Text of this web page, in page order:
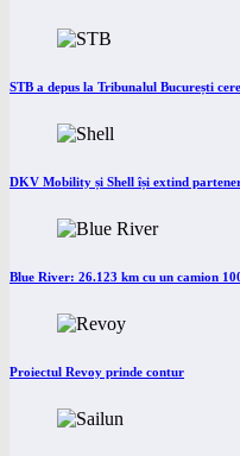
STB a depus la Tribunalul București
DKV Mobility și Shell își extind
Blue River: 26.123 km cu un camion
Proiectul Revoy prinde contur